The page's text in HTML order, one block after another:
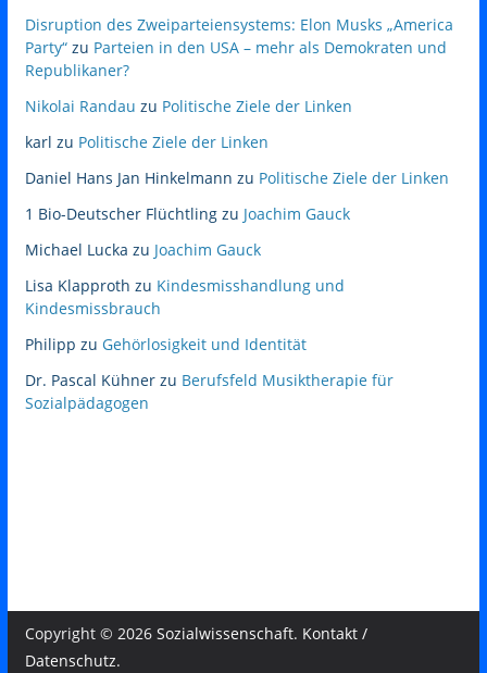
Disruption des Zweiparteiensystems: Elon Musks „America
Party“zu Parteien in den USA – mehr als Demokraten und
Republikaner?
Nikolai Randau zu Politische Ziele der Linken
karl zu Politische Ziele der Linken
Daniel Hans Jan Hinkelmann zu Politische Ziele der Linken
1 Bio-Deutscher Flüchtlingzu Joachim Gauck
Michael Lucka zu Joachim Gauck
Lisa Klapproth zu Kindesmisshandlung und
Kindesmissbrauch
Philipp zu Gehörlosigkeit und Identität
Dr. Pascal Kühnerzu Berufsfeld Musiktherapie für
Sozialpädagogen
Copyright © 2026 Sozialwissenschaft. Kontakt /
Datenschutz.